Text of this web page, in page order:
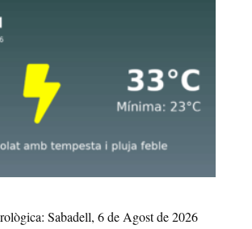
Sabadell, 6 de Agost de 2026